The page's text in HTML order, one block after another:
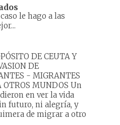
le hago a las
DE CEUTA Y
DE
- MIGRANTES
OTROS MUNDOS Un
en ver la vida
futuro, ni alegría, y
de migrar a otro